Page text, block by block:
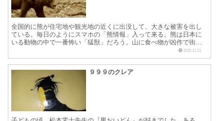
全国的に熊が住宅地や観光地の近くに出没して、大きな被害を出し
ている。毎日のようにスマホの「熊情報」入って来る。熊は日本に
いる動物の中で一番怖い「猛獣」だろう。山に食べ物が凶作で街中
に出てきていると聞く。地球温暖化の影響らしい。 神学生の時...
2025.11.11
９９９のクレア